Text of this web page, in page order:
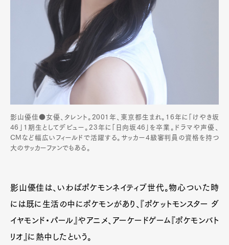
影山優佳●女優、タレント。2001年、東京都生まれ。16年に「けやき坂
46」1期生としてデビュー。23年に「日向坂46」を卒業。ドラマや声優、
CMなど幅広いフィールドで活躍する。サッカー4級審判員の資格を持つ
大のサッカーファンでもある。
影山優佳は、いわばポケモンネイティブ世代。物心ついた時
には既に生活の中にポケモンがあり、『ポケットモンスター ダ
イヤモンド・パール』やアニメ、アーケードゲーム『ポケモンバト
リオ』に熱中したという。